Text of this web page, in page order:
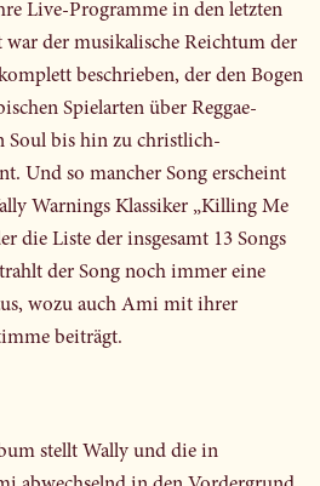
Live-Programme in den letzten
der musikalische Reichtum der
beschrieben, der den Bogen
Spielarten über Reggae-
Soul bis hin zu christlich-
Und so mancher Song erscheint
Warnings Klassiker „Killing Me
die Liste der insgesamt 13 Songs
der Song noch immer eine
wozu auch Ami mit ihrer
beiträgt.
stellt Wally und die in